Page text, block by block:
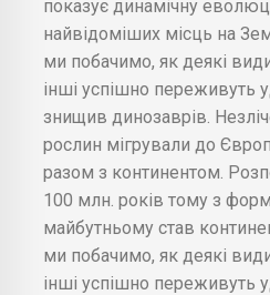
показує динамічну
найвідоміших місць на
ми побачимо, як деякі
інші успішно переживуть
знищив динозаврів.
рослин мігрували до
разом з континентом.
100 млн. років тому з
майбутньому став
ми побачимо, як деякі
інші успішно переживуть